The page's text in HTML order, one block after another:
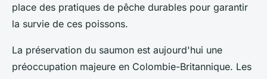
place des pratiques de pêche durables pour garantir
la survie de ces poissons.
La préservation du saumon est aujourd'hui une
préoccupation majeure en Colombie-Britannique. Les